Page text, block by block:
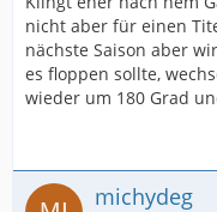
nicht aber für einen
nächste Saison aber
es floppen sollte,
wieder um 180 Grad
michydeg